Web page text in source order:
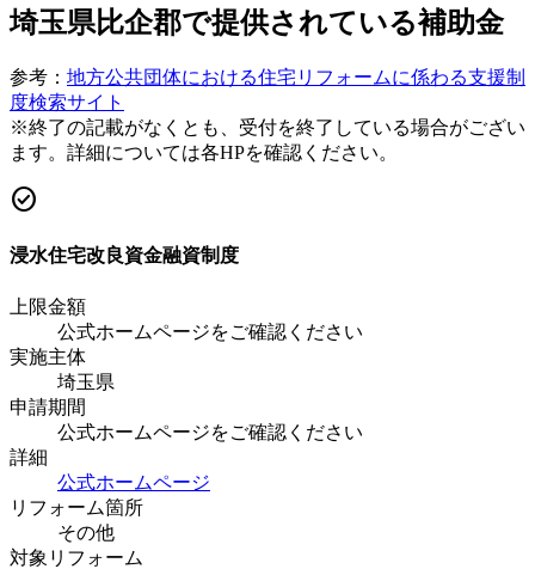
埼玉県比企郡で提供されている補助金
参考： 地方公共団体における住宅リフォームに係わる支援制
度検索サイト
※終了の記載がなくとも、受付を終了している場合がござい
ます。詳細については各HPを確認ください。
check_circle
浸水住宅改良資金融資制度
上限金額
公式ホームページをご確認ください
実施主体
埼玉県
申請期間
公式ホームページをご確認ください
詳細
公式ホームページ
リフォーム箇所
その他
対象リフォーム